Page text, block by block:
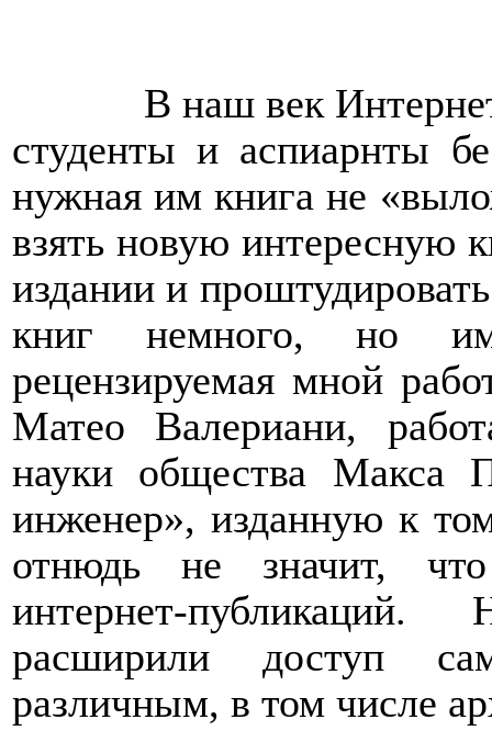
В наш век
студенты и аспиарнты
нужная им книга не
взять новую интересную
издании и
книг немного, но
рецензируемая мной
Матео Валериани,
науки общества Макса
инженер», изданную к
отнюдь не значит,
интернет-
расширили доступ
различным, в том числе